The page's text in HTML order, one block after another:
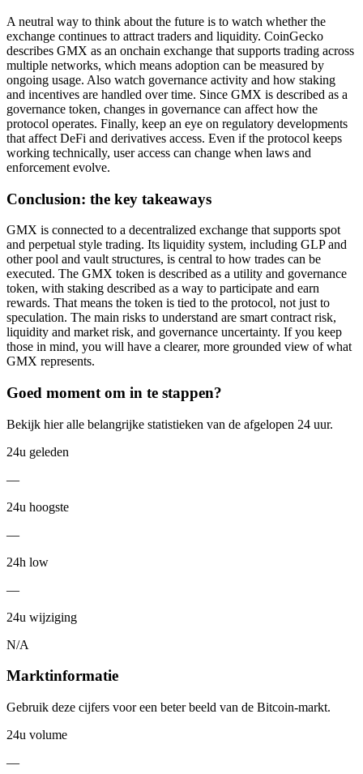
A neutral way to think about the future is to watch whether the
exchange continues to attract traders and liquidity. CoinGecko
describes GMX as an onchain exchange that supports trading across
multiple networks, which means adoption can be measured by
ongoing usage. Also watch governance activity and how staking
and incentives are handled over time. Since GMX is described as a
governance token, changes in governance can affect how the
protocol operates. Finally, keep an eye on regulatory developments
that affect DeFi and derivatives access. Even if the protocol keeps
working technically, user access can change when laws and
enforcement evolve.
Conclusion: the key takeaways
GMX is connected to a decentralized exchange that supports spot
and perpetual style trading. Its liquidity system, including GLP and
other pool and vault structures, is central to how trades can be
executed. The GMX token is described as a utility and governance
token, with staking described as a way to participate and earn
rewards. That means the token is tied to the protocol, not just to
speculation. The main risks to understand are smart contract risk,
liquidity and market risk, and governance uncertainty. If you keep
those in mind, you will have a clearer, more grounded view of what
GMX represents.
Goed moment om in te stappen?
Bekijk hier alle belangrijke statistieken van de afgelopen 24 uur.
24u geleden
—
24u hoogste
—
24h low
—
24u wijziging
N/A
Marktinformatie
Gebruik deze cijfers voor een beter beeld van de Bitcoin-markt.
24u volume
—